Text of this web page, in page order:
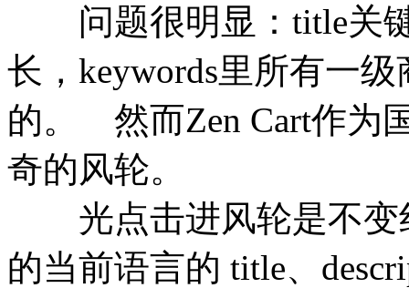
问题很明显：title关键
长，keywords里所有一
的。 然而Zen Cart作为
奇的风轮。
光点击进风轮是不变
的当前语言的 title、